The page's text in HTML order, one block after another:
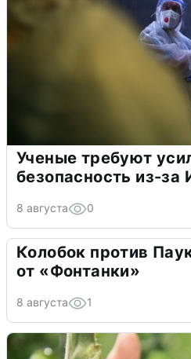
Ученые требуют
безопасность из-за
8 августа 0
Колобок против
от «Фонтанки»
8 августа 1